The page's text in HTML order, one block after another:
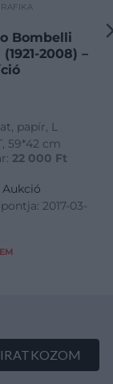
Bombelli
2008) –
papír, L
59*42 cm
22 000 Ft
Aukció
2017-03-